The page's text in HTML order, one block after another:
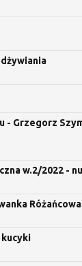
- Grzegorz
w.2/2022 -
kucyki